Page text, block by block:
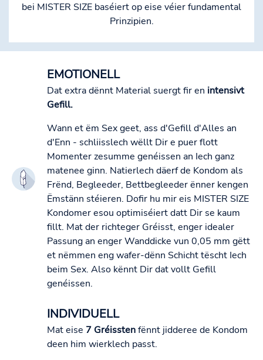
bei MISTER SIZE baséiert op eise véier fundamental
Prinzipien.
EMOTIONELL
Dat extra dënnt Material suergt fir en intensivt
Gefill.
Wann et ëm Sex geet, ass d'Gefill d'Alles an
d'Enn - schliisslech wëllt Dir e puer flott
Momenter zesumme genéissen an Iech ganz
matenee ginn. Natierlech däerf de Kondom als
Frënd, Begleeder, Bettbegleeder ënner kengen
Ëmstänn stéieren. Dofir hu mir eis MISTER SIZE
Kondomer esou optimiséiert datt Dir se kaum
fillt. Mat der richteger Gréisst, enger idealer
Passung an enger Wanddicke vun 0,05 mm gëtt
et nëmmen eng wafer-dënn Schicht tëscht Iech
beim Sex. Also kënnt Dir dat vollt Gefill
genéissen.
INDIVIDUELL
Mat eise 7 Gréisstenfënnt jidderee de Kondom
deen him wierklech passt.